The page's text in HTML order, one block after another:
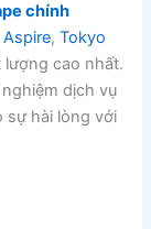
chính
Aspire,Tokyo
lượng cao nhất.
dịch vụ
sự hài lòng với